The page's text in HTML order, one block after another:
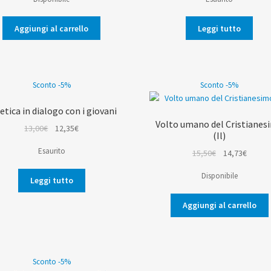
originale
era:
9,00€.
è:
8,55€.
Aggiungi al carrello
originale
era:
13,00€.
è:
Leggi tutto
Sconto -5%
in dialogo con i giovani
13,00€
originale
era:
13,00€.
12,35€Il
è:
Esaurito
Leggi tutto
Sconto -5%
Volto umano del
(Il)
15,50€
originale
era:
15,50€.
14,73€Il
è:
14,73€.
Disponibile
Aggiungi al carrello
Sconto -5%